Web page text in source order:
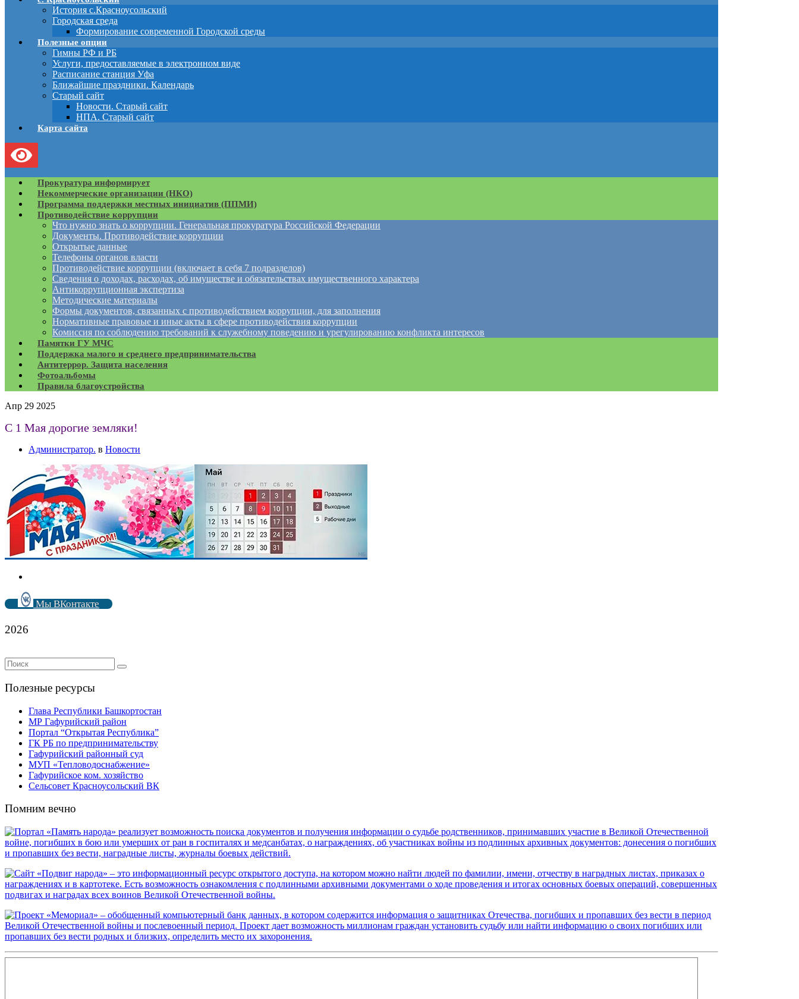
История с.Красноусольский
Городская среда
Формирование современной Городской среды
Полезные опции
Гимны РФ и РБ
Услуги, предоставляемые в электронном виде
Расписание станция Уфа
Ближайшие праздники. Календарь
Старый сайт
Новости. Старый сайт
НПА. Старый сайт
Карта сайта
Прокуратура информирует
Некоммерческие организации (НКО)
Программа поддержки местных инициатив (ППМИ)
Противодействие коррупции
Что нужно знать о коррупции. Генеральная прокуратура Российской Федерации
Документы. Противодействие коррупции
Открытые данные
Телефоны органов власти
Противодействие коррупции (включает в себя 7 подразделов)
Сведения о доходах, расходах, об имуществе и обязательствах имущественного характера
Антикоррупционная экспертиза
Методические материалы
Формы документов, связанных с противодействием коррупции, для заполнения
Нормативные правовые и иные акты в сфере противодействия коррупции
Комиссия по соблюдению требований к служебному поведению и урегулированию конфликта интересов
Памятки ГУ МЧС
Поддержка малого и среднего предпринимательства
Антитеррор. Защита населения
Фотоальбомы
Правила благоустройства
Апр 29 2025
С 1 Мая дорогие земляки!
Администратор. в Новости
Мы ВКонтакте
2026
Полезные ресурсы
Глава Республики Башкортостан
МР Гафурийский район
Портал “Открытая Республика”
ГК РБ по предпринимательству
Гафурийский районный суд
МУП «Тепловодоснабжение»
Гафурийское ком. хозяйство
Сельсовет Красноусольский ВК
Помним вечно